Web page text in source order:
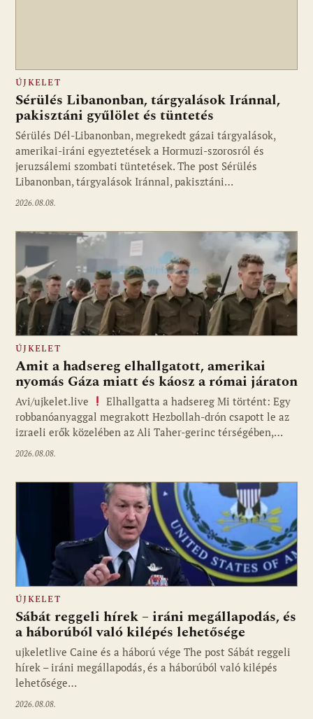
ÚJKELET
Sérülés Libanonban, tárgyalások Iránnal,
pakisztáni gyűlölet és tüntetés
Sérülés Dél-Libanonban, megrekedt gázai tárgyalások,
amerikai-iráni egyeztetések a Hormuzi-szorosról és
jeruzsálemi szombati tüntetések. The post Sérülés
Libanonban, tárgyalások Iránnal, pakisztáni…
2026.08.08.
ÚJKELET
Amit a hadsereg elhallgatott, amerikai
nyomás Gáza miatt és káosz a római járaton
Avi/ujkelet.live
Elhallgatta a hadsereg Mi történt: Egy
robbanóanyaggal megrakott Hezbollah-drón csapott le az
izraeli erők közelében az Ali Taher-gerinc térségében,…
2026.08.08.
Fotó: ujkelet.live
ÚJKELET
Sábát reggeli hírek – iráni megállapodás, és
a háborúból való kilépés lehetősége
ujkeletlive Caine és a háború vége The post Sábát reggeli
hírek – iráni megállapodás, és a háborúból való kilépés
lehetősége…
2026.08.08.